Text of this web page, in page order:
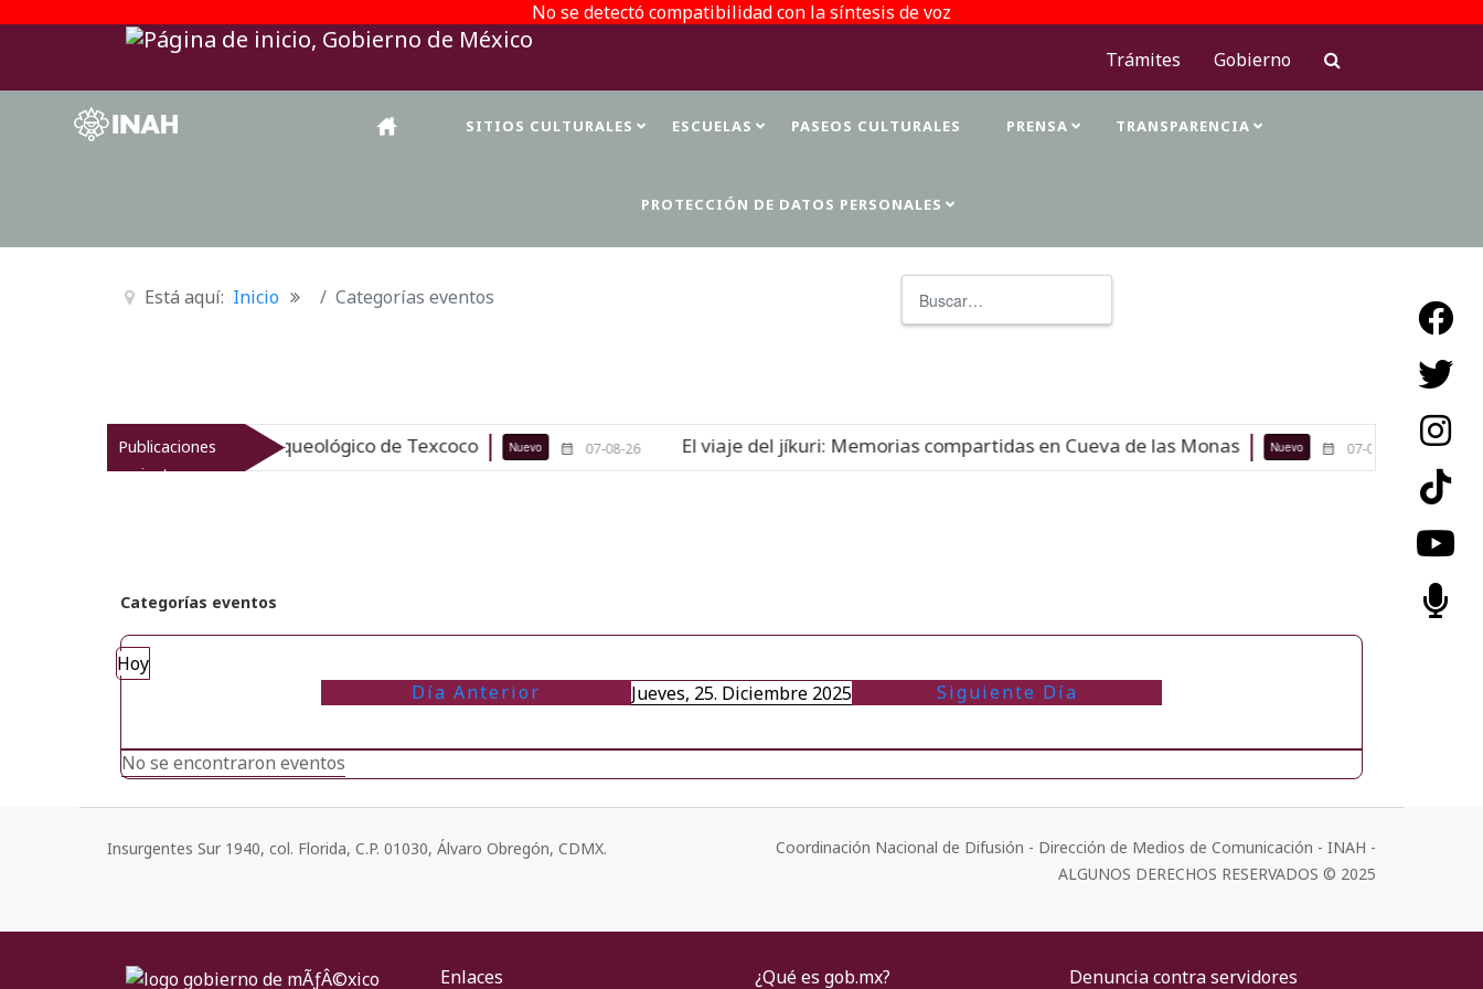
No se detectó compatibilidad con la síntesis de voz
Trámites
Gobierno
SITIOS CULTURALES ESCUELAS PASEOS CULTURALES PRENSA TRANSPARENCIA
PROTECCIÓN DE DATOS PERSONALES
Está aquí: Inicio Categorías eventos
Publicaciones
recientes
revitaliza el patrimonio arqueológico de Texcoco Nuevo 07-08-26 El viaje del jíkuri: Memorias compartidas en Cueva de las Monas Nuevo 07-08-26
Categorías eventos
Hoy
Día Anterior
Jueves, 25. Diciembre 2025 Siguiente Día
No se encontraron eventos
Insurgentes Sur 1940, col. Florida, C.P. 01030, Álvaro Obregón, CDMX.
Coordinación Nacional de Difusión - Dirección de Medios de Comunicación - INAH -
ALGUNOS DERECHOS RESERVADOS © 2025
Enlaces ¿Qué es gob.mx?
Denuncia contra servidores